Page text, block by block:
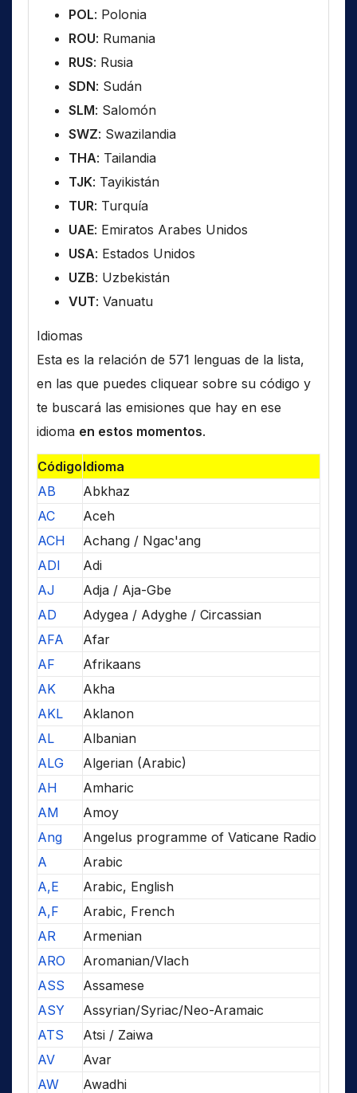
POL: Polonia
ROU: Rumania
RUS: Rusia
SDN: Sudán
SLM: Salomón
SWZ: Swazilandia
THA: Tailandia
TJK: Tayikistán
TUR: Turquía
UAE: Emiratos Arabes Unidos
USA: Estados Unidos
UZB: Uzbekistán
VUT: Vanuatu
Idiomas
Esta es la relación de 571 lenguas de la lista,
en las que puedes cliquear sobre su código y
te buscará las emisiones que hay en ese
idioma en estos momentos.
CódigoIdioma
AB
Abkhaz
AC
Aceh
ACH
Achang / Ngac'ang
ADI
Adi
AJ
Adja / Aja-Gbe
AD
Adygea / Adyghe / Circassian
AFA
Afar
AF
Afrikaans
AK
Akha
AKL
Aklanon
AL
Albanian
ALG
Algerian (Arabic)
AH
Amharic
AM
Amoy
Ang
Angelus programme of Vaticane Radio
A
Arabic
A,E
Arabic, English
A,F
Arabic, French
AR
Armenian
ARO
Aromanian/Vlach
ASS
Assamese
ASY
Assyrian/Syriac/Neo-Aramaic
ATS
Atsi / Zaiwa
AV
Avar
AW
Awadhi